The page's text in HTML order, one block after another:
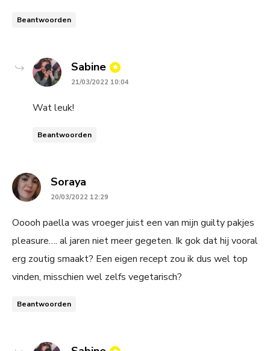
Beantwoorden
Sabine says:
21/03/2022 10:04
Wat leuk!
Beantwoorden
Soraya
20/03/2022 12:29
Ooooh paella was vroeger juist een van mijn guilty pakjes
pleasure…. al jaren niet meer gegeten. Ik gok dat hij vooral
erg zoutig smaakt? Een eigen recept zou ik dus wel top
vinden, misschien wel zelfs vegetarisch?
Beantwoorden